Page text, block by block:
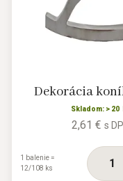
Dekorácia
Skladom: > 20
2,61 € s
1 balenie =
12/108 ks